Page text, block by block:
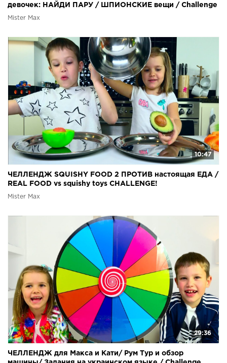
девочек: НАЙДИ ПАРУ / ШПИОНСКИЕ вещи / Challenge
2018
Mister Max
10:47
ЧЕЛЛЕНДЖ SQUISHY FOOD 2 ПРОТИВ настоящая ЕДА /
REAL FOOD vs squishy toys CHALLENGE!
Mister Max
29:36
ЧЕЛЛЕНДЖ для Макса и Кати/ Рум Тур и обзор